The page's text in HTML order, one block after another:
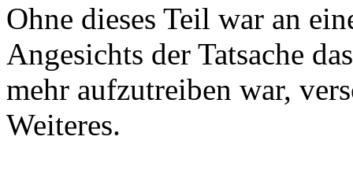
Ohne dieses Teil war an
Angesichts der Tatsache
mehr aufzutreiben war,
Weiteres.